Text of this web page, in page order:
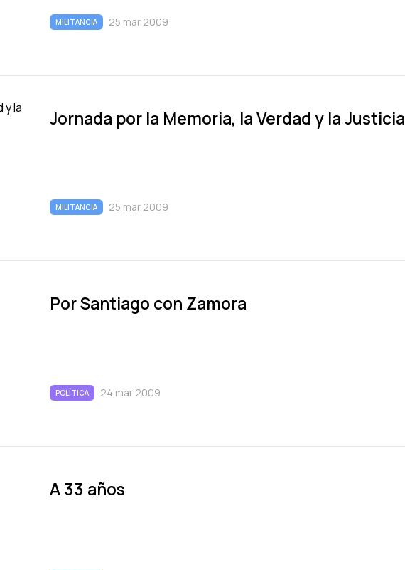
MILITANCIA 25 mar 2009
Jornada por la Memoria, la Verdad y la Justicia
MILITANCIA 25 mar 2009
Por Santiago con Zamora
POLÍTICA 24 mar 2009
A 33 años